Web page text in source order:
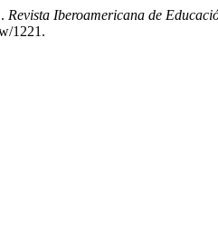
Revista Iberoamericana de
1221.